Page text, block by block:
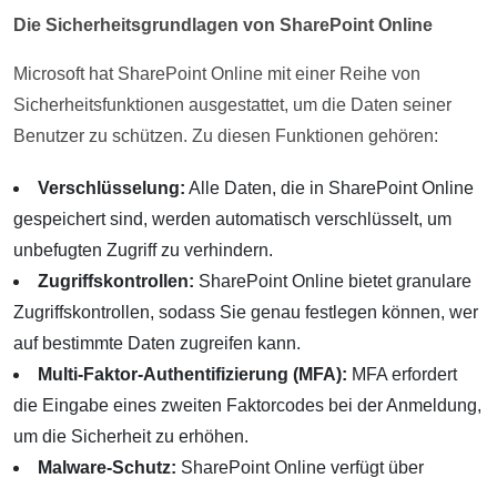
Die Sicherheitsgrundlagen von SharePoint Online
Microsoft hat SharePoint Online mit einer Reihe von
Sicherheitsfunktionen ausgestattet, um die Daten seiner
Benutzer zu schützen. Zu diesen Funktionen gehören:
Verschlüsselung: Alle Daten, die in SharePoint Online
gespeichert sind, werden automatisch verschlüsselt, um
unbefugten Zugriff zu verhindern.
Zugriffskontrollen: SharePoint Online bietet granulare
Zugriffskontrollen, sodass Sie genau festlegen können, wer
auf bestimmte Daten zugreifen kann.
Multi-Faktor-Authentifizierung (MFA): MFA erfordert
die Eingabe eines zweiten Faktorcodes bei der Anmeldung,
um die Sicherheit zu erhöhen.
Malware-Schutz: SharePoint Online verfügt über